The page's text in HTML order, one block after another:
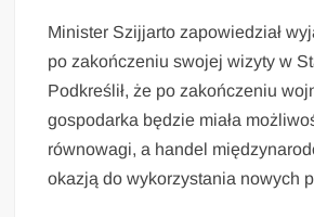
Minister Szijjarto zapowiedział
po zakończeniu swojej wizyty w
Podkreślił, że po zakończeniu
gospodarka będzie miała
równowagi, a handel
okazją do wykorzystania nowych